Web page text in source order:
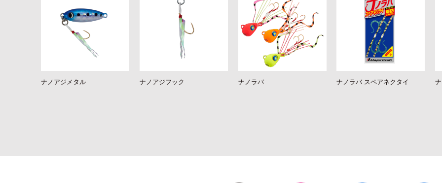
ナノアジメタル ナノアジフック ナノラバ ナノラバ スペアネクタイ